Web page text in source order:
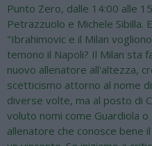
Punto Zero, dalle 14:00 alle
Petrazzuolo e Michele Sibilla.
"Ibrahimovic e il Milan
temono il Napoli? Il Milan sta
nuovo allenatore all'altezza,
scetticismo attorno al nome
diverse volte, ma al posto di
voluto nomi come Guardiola
allenatore che conosce bene